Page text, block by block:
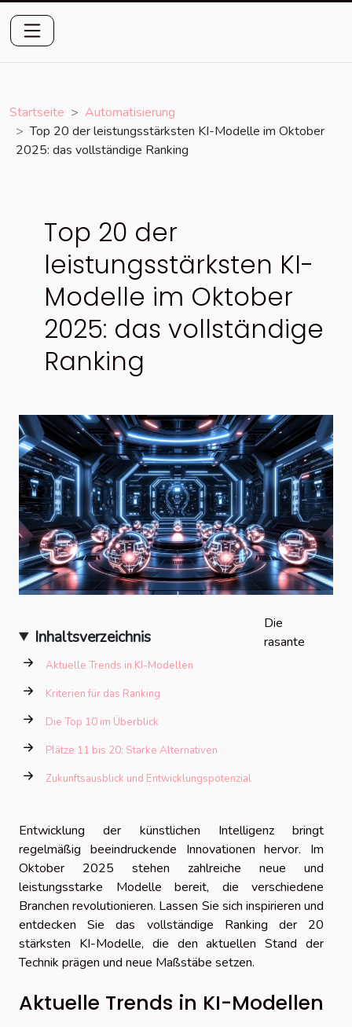
Startseite
Automatisierung
Top 20 der leistungsstärksten KI-Modelle im Oktober
2025: das vollständige Ranking
Top 20 der
leistungsstärksten KI-
Modelle im Oktober
2025: das vollständige
Ranking
Inhaltsverzeichnis
Aktuelle Trends in KI-Modellen
Kriterien für das Ranking
Die Top 10 im Überblick
Plätze 11 bis 20: Starke Alternativen
Zukunftsausblick und Entwicklungspotenzial
Die
rasante
Entwicklung der künstlichen Intelligenz bringt
regelmäßig beeindruckende Innovationen hervor. Im
Oktober 2025 stehen zahlreiche neue und
leistungsstarke Modelle bereit, die verschiedene
Branchen revolutionieren. Lassen Sie sich inspirieren und
entdecken Sie das vollständige Ranking der 20
stärksten KI-Modelle, die den aktuellen Stand der
Technik prägen und neue Maßstäbe setzen.
Aktuelle Trends in KI-Modellen